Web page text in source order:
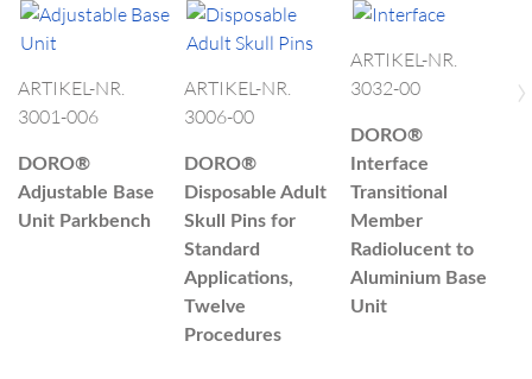
ARTIKEL-NR.
3001-006
DORO®
Adjustable Base
Unit Parkbench
ARTIKEL-NR.
3006-00
DORO®
Disposable Adult
Skull Pins for
Standard
Applications,
Twelve
Procedures
ARTIKEL-NR.
3032-00
DORO®
Interface
Transitional
Member
Radiolucent to
Aluminium Base
Unit
›